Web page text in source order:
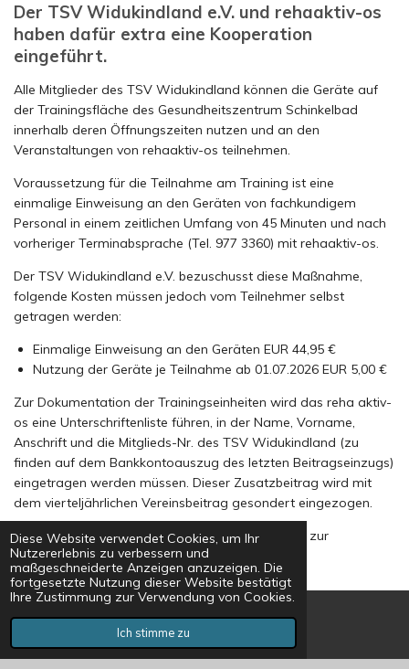
Diese Website verwendet Cookies, um Ihr
Nutzererlebnis zu verbessern und
maßgeschneiderte Anzeigen anzuzeigen. Die
fortgesetzte Nutzung dieser Website bestätigt
Ihre Zustimmung zur Verwendung von Cookies.
Ich stimme zu
Der TSV Widukindland e.V. und rehaaktiv-os
haben dafür extra eine Kooperation
eingeführt.
Alle Mitglieder des TSV Widukindland können die Geräte auf
der Trainingsfläche des Gesundheitszentrum Schinkelbad
innerhalb deren Öffnungszeiten nutzen und an den
Veranstaltungen von rehaaktiv-os teilnehmen.
Voraussetzung für die Teilnahme am Training ist eine
einmalige Einweisung an den Geräten von fachkundigem
Personal in einem zeitlichen Umfang von 45 Minuten und nach
vorheriger Terminabsprache (Tel. 977 3360) mit rehaaktiv-os.
Der TSV Widukindland e.V. bezuschusst diese Maßnahme,
folgende Kosten müssen jedoch vom Teilnehmer selbst
getragen werden:
Einmalige Einweisung an den Geräten EUR 44,95 €
Nutzung der Geräte je Teilnahme ab 01.07.2026 EUR 5,00 €
Zur Dokumentation der Trainingseinheiten wird das reha aktiv-
os eine Unterschriftenliste führen, in der Name, Vorname,
Anschrift und die Mitglieds-Nr. des TSV Widukindland (zu
finden auf dem Bankkontoauszug des letzten Beitragseinzugs)
eingetragen werden müssen. Dieser Zusatzbeitrag wird mit
dem vierteljährlichen Vereinsbeitrag gesondert eingezogen.
Für Fragen stehen die Mitglieder des Vorstandes zur
Verfügung.
Impressum•Datenschutz•Kontakt•Login
©2026 • Turn- und Sportverein Widukindland e. V. Osnabrück
E-Mail